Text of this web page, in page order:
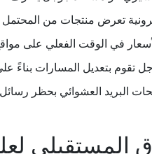
تعرض منتجات من المحتمل
في الوقت الفعلي على مواقع
تقوم بتعديل المسارات بناءً
البريد العشوائي بحظر رسائل
المستقبلي